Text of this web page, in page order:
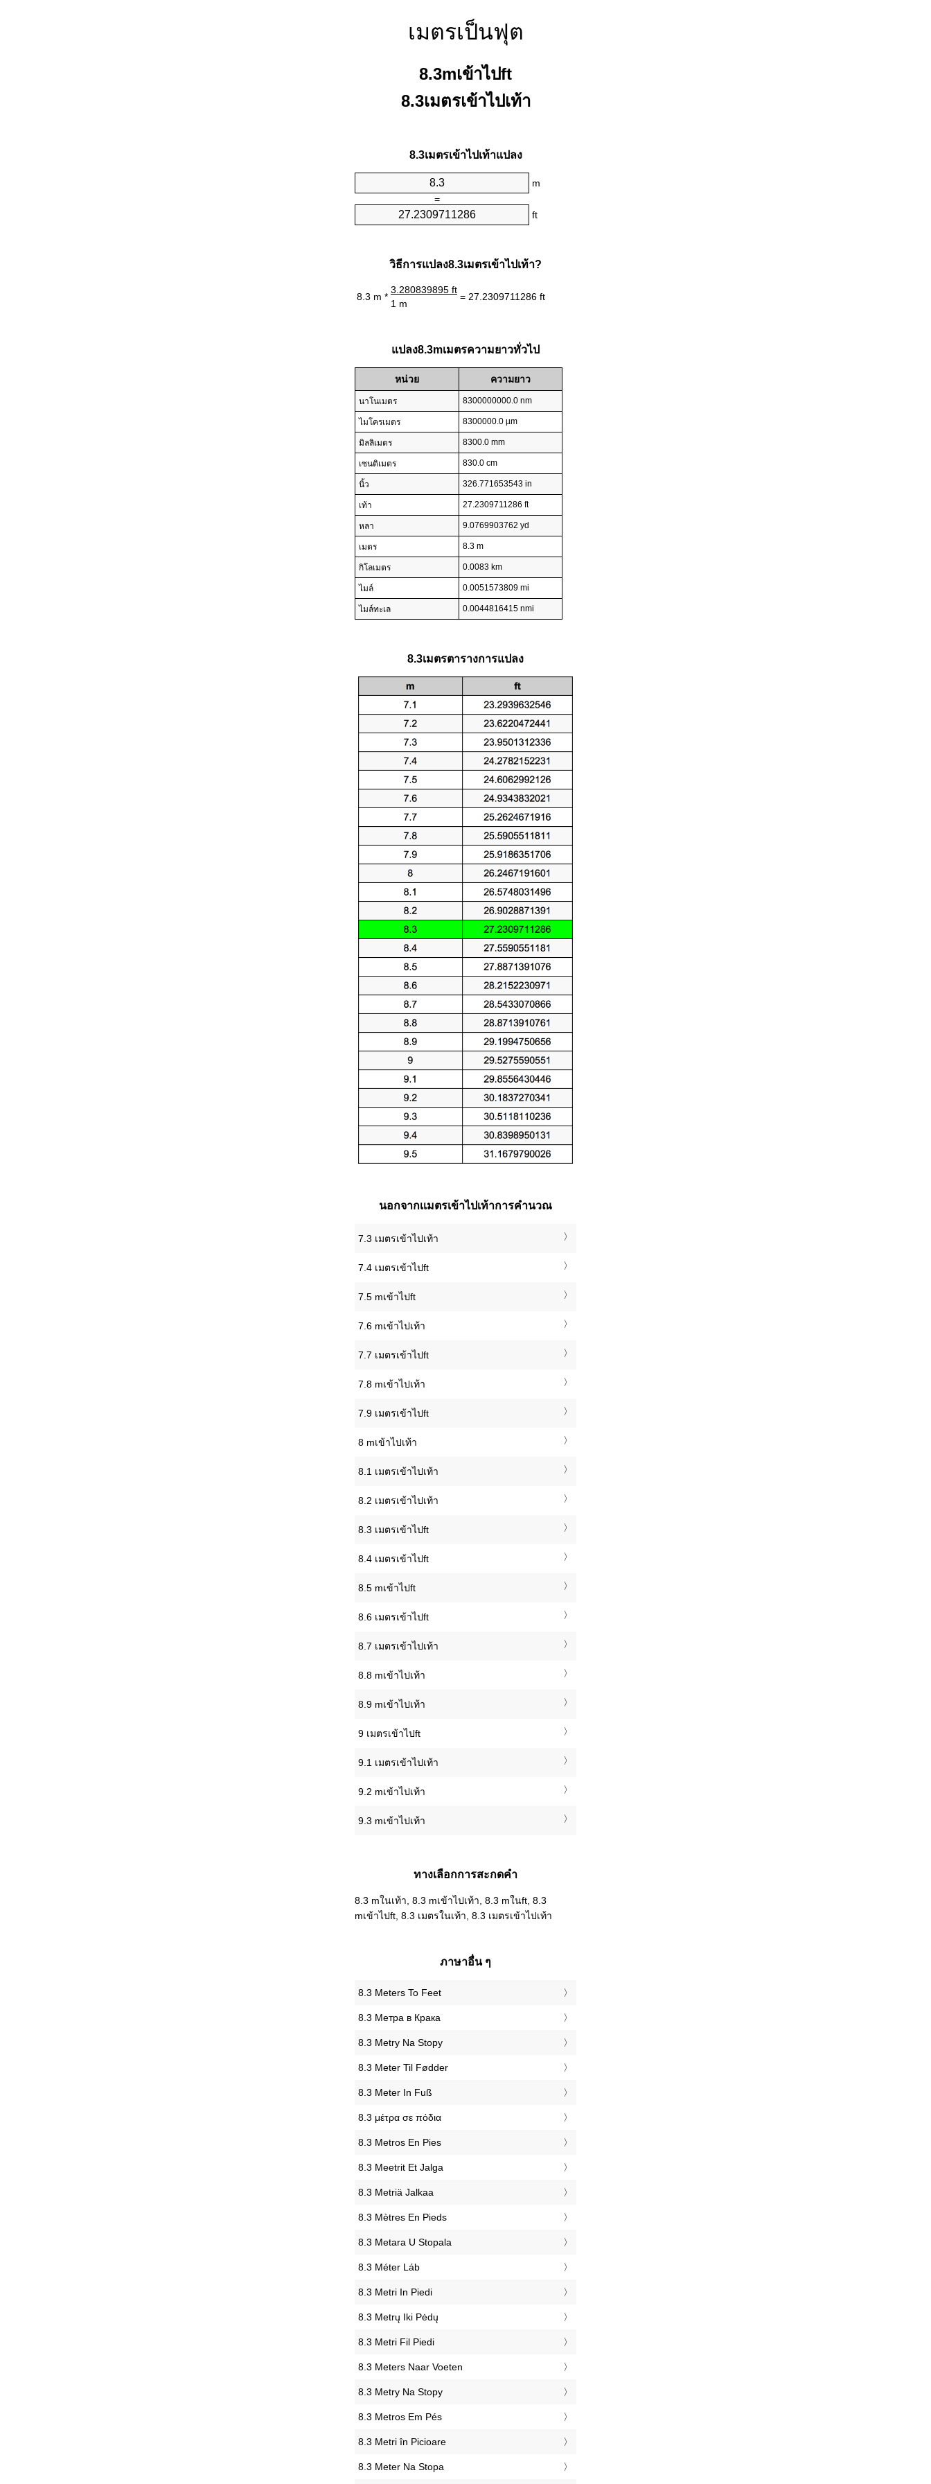
เมตรเป็นฟุต
8.3mเข้าไปft
8.3เมตรเข้าไปเท้า
8.3เมตรเข้าไปเท้าแปลง
m
=
ft
วิธีการแปลง8.3เมตรเข้าไปเท้า?
8.3 m *
3.280839895 ft
= 27.2309711286 ft
1 m
แปลง8.3mเมตรความยาวทั่วไป
หน่วย ความยาว
นาโนเมตร 8300000000.0 nm
ไมโครเมตร 8300000.0 µm
มิลลิเมตร 8300.0 mm
เซนติเมตร 830.0 cm
นิ้ว 326.771653543 in
เท้า 27.2309711286 ft
หลา 9.0769903762 yd
เมตร 8.3 m
กิโลเมตร 0.0083 km
ไมล์ 0.0051573809 mi
ไมล์ทะเล 0.0044816415 nmi
8.3เมตรตารางการแปลง
นอกจากเเมตรเข้าไปเท้าการคำนวณ
7.3 เมตรเข้าไปเท้า
7.4 เมตรเข้าไปft
7.5 mเข้าไปft
7.6 mเข้าไปเท้า
7.7 เมตรเข้าไปft
7.8 mเข้าไปเท้า
7.9 เมตรเข้าไปft
8 mเข้าไปเท้า
8.1 เมตรเข้าไปเท้า
8.2 เมตรเข้าไปเท้า
8.3 เมตรเข้าไปft
8.4 เมตรเข้าไปft
8.5 mเข้าไปft
8.6 เมตรเข้าไปft
8.7 เมตรเข้าไปเท้า
8.8 mเข้าไปเท้า
8.9 mเข้าไปเท้า
9 เมตรเข้าไปft
9.1 เมตรเข้าไปเท้า
9.2 mเข้าไปเท้า
9.3 mเข้าไปเท้า
ทางเลือกการสะกดคำ
8.3 mในเท้า, 8.3 mเข้าไปเท้า, 8.3 mในft, 8.3
mเข้าไปft, 8.3 เมตรในเท้า, 8.3 เมตรเข้าไปเท้า
ภาษาอื่น ๆ
‎8.3 Meters To Feet
‎8.3 Метра в Крака
‎8.3 Metry Na Stopy
‎8.3 Meter Til Fødder
‎8.3 Meter In Fuß
‎8.3 μέτρα σε πόδια
‎8.3 Metros En Pies
‎8.3 Meetrit Et Jalga
‎8.3 Metriä Jalkaa
‎8.3 Mètres En Pieds
‎8.3 Metara U Stopala
‎8.3 Méter Láb
‎8.3 Metri In Piedi
‎8.3 Metrų Iki Pėdų
‎8.3 Metri Fil Piedi
‎8.3 Meters Naar Voeten
‎8.3 Metry Na Stopy
‎8.3 Metros Em Pés
‎8.3 Metri în Picioare
‎8.3 Meter Na Stopa